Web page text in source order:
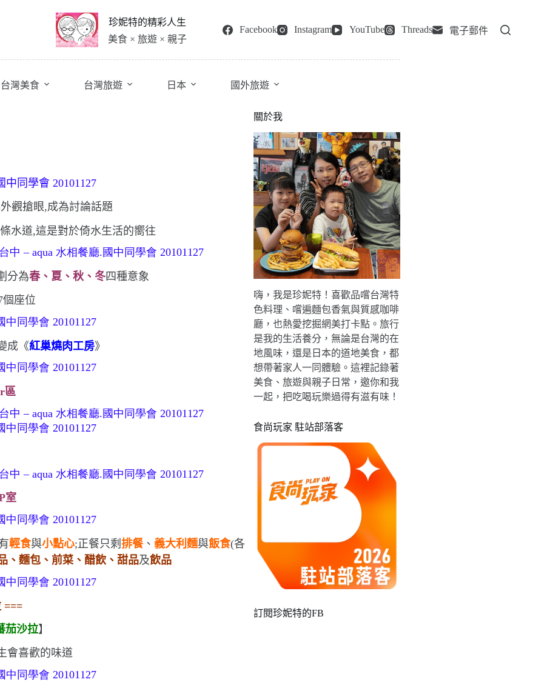
珍妮特的精彩人生
美食 × 旅遊 × 親子
Facebook Instagram YouTube Threads 電子郵件
台灣美食 台灣旅遊 日本 國外旅遊
觀搶眼,成為討論話題
水道,這是對於倚水生活的嚮往
分為春、夏、秋、冬四種意象
個座位
成《紅巢燒肉工房》
區
室
輕食與小點心;正餐只剩排餐、 義大利麵與飯食(各
、麵包、前菜、醋飲、甜品及飲品
===
茄沙拉】
會喜歡的味道
關於我
嗨，我是珍妮特！喜歡品嚐台灣特
色料理、嚐遍麵包香氣與質感咖啡
廳，也熱愛挖掘網美打卡點。旅行
是我的生活養分，無論是台灣的在
地風味，還是日本的道地美食，都
想帶著家人一同體驗。這裡記錄著
美食、旅遊與親子日常，邀你和我
一起，把吃喝玩樂過得有滋有味！
食尚玩家 駐站部落客
訂閱珍妮特的FB